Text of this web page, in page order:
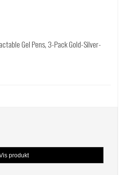
Gel Pens, 3-Pack Gold-Silver-
produkt